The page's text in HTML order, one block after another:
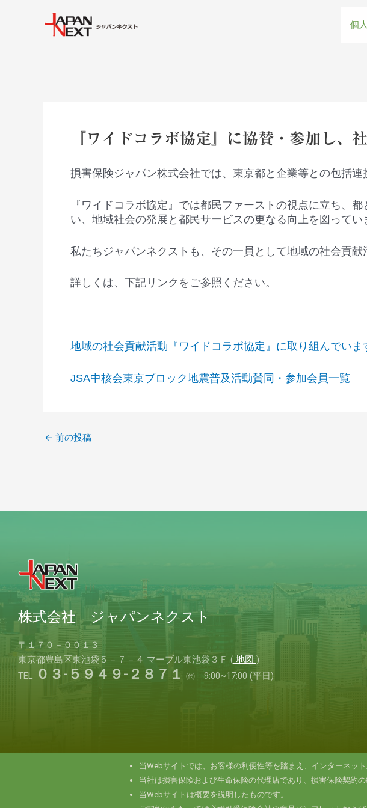
個
『ワイドコラボ協定』に協賛・参加し、
損害保険ジャパン株式会社では、東京都と企業等との包括
『ワイドコラボ協定』では都民ファーストの視点に立ち、
い、地域社会の発展と都民サービスの更なる向上を図ってい
私たちジャパンネクストも、その一員として地域の社会貢献
詳しくは、下記リンクをご参照ください。
地域の社会貢献活動『ワイドコラボ協定』に取り組んでいま
JSA中核会東京ブロック地震普及活動賛同・参加会員一覧
navigation
← 前の投稿
株式会社 ジャパンネクスト
〒１７０－００１３
東京都豊島区東池袋５－７－４ マーブル東池袋３Ｆ ( 地図 )
TEL ０３-５９４９-２８７１ ㈹ 9:00~17:00 (平日)
当Webサイトでは、お客様の利便性等を踏まえ、インターネッ
当社は損害保険および生命保険の代理店であり、損害保険契約
当Webサイトは概要を説明したものです。